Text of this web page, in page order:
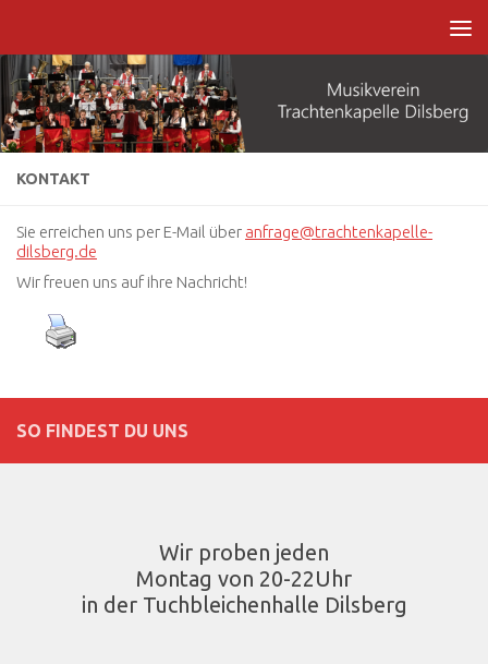
KONTAKT
Sie erreichen uns per E-Mail über anfrage@trachtenkapelle-
dilsberg.de
Wir freuen uns auf ihre Nachricht!
SO FINDEST DU UNS
Wir proben jeden
Montag von 20-22Uhr
in der Tuchbleichenhalle Dilsberg